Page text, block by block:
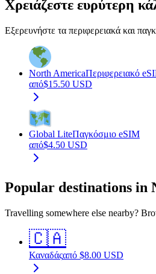
Χρειάζεστε ευρύτερη
Εξερευνήστε τα περιφερειακά και
North AmericaΠεριφερειακό
από$15.50 USD
Global LiteΠαγκόσμιο eSIM
από$4.50 USD
Popular destinations in
Travelling somewhere else nearby?
🇨🇦
Καναδάςαπό $8.00 USD